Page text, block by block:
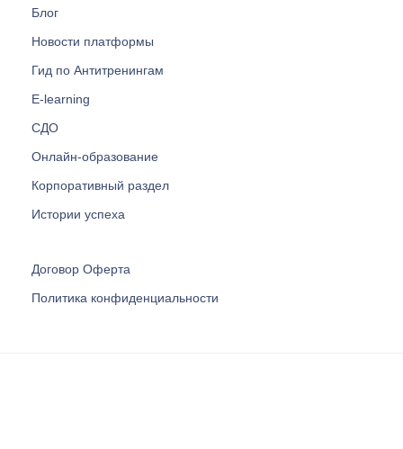
Блог
Новости платформы
Гид по Антитренингам
E-learning
СДО
Онлайн-образование
Корпоративный раздел
Истории успеха
Договор Оферта
Политика конфиденциальности